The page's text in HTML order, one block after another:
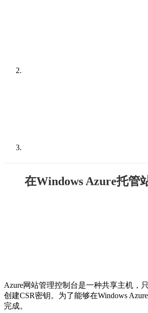
在Windows Azure托管
Azure网站管理控制台是一种共享主机，
创建CSR密钥。为了能够在Windows
完成。